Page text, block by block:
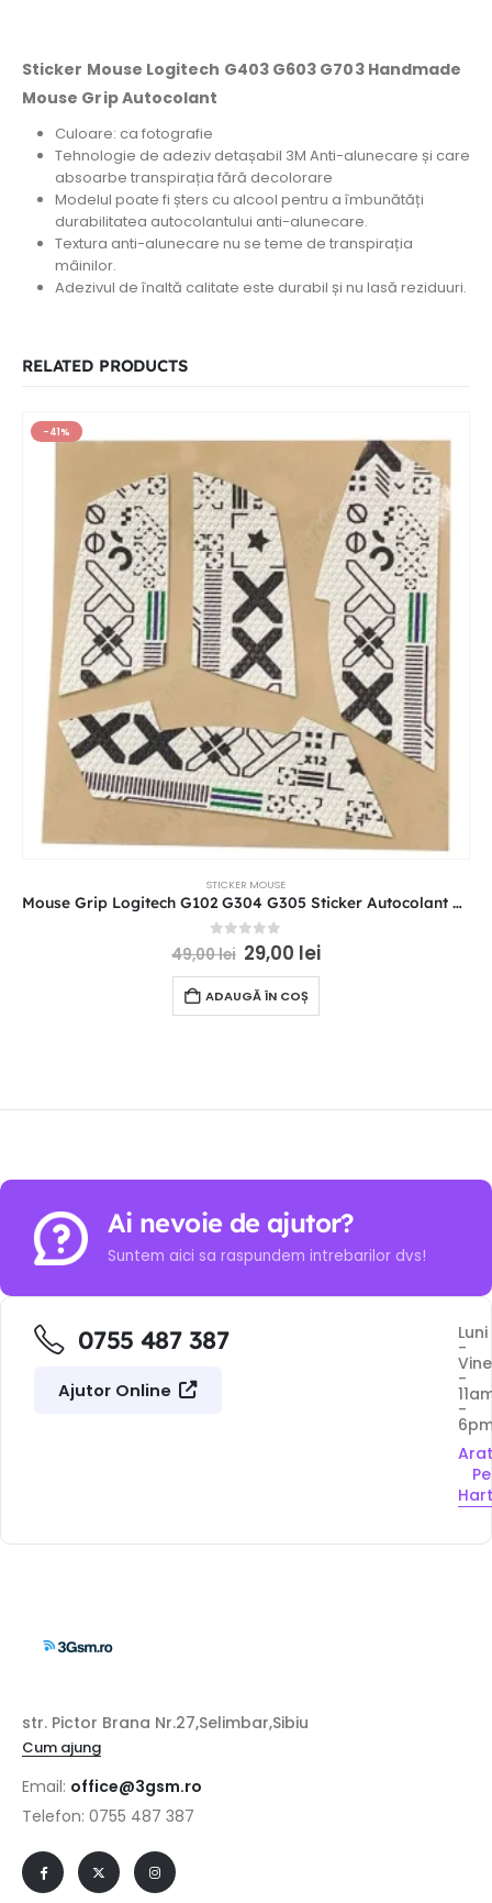
Sticker Mouse Logitech G403 G603 G703 Handmade
Mouse Grip Autocolant
Culoare: ca fotografie
Tehnologie de adeziv detașabil 3M Anti-alunecare și care
absoarbe transpirația fără decolorare
Modelul poate fi șters cu alcool pentru a îmbunătăți
durabilitatea autocolantului anti-alunecare.
Textura anti-alunecare nu se teme de transpirația
mâinilor.
Adezivul de înaltă calitate este durabil și nu lasă reziduuri.
RELATED PRODUCTS
-41%
STICKER MOUSE
Mouse Grip Logitech G102 G304 G305 Sticker Autocolant Anti-Slip Grip Alb
0out of 5
49,00lei 29,00 lei
ADAUGĂ ÎN COȘ
Ai nevoie de ajutor?
Suntem aici sa raspundem intrebarilor dvs!
0755 487 387
Ajutor Online
Luni
-
-
-
Pe
str. Pictor Brana Nr.27,Selimbar,Sibiu
Cum ajung
Email: office@3gsm.ro
Telefon: 0755 487 387